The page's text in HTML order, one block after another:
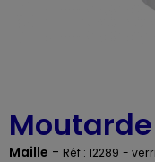
Maille - Réf : 12289 -